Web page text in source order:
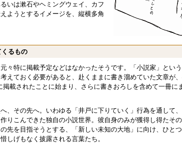
いは漱石やヘミングウェイ、カフ
ようとするイメージを、縦横多角
るもの
々特に掲載予定などはなかったそうです。「小説家」とい
えておく必要があると、赴くままに書き溜めていた文章が
掲載されたことに始まり、さらに書きおろしを含めて一冊に
、その先へ。いわゆる「井戸に下りていく」行為を通して、
りこんできた独自の小説世界。彼自身のみが獲得し得たそ
先を目指そうとする、「新しい未知の大地」に向け、ひと
しげもなく披露される言葉たち。